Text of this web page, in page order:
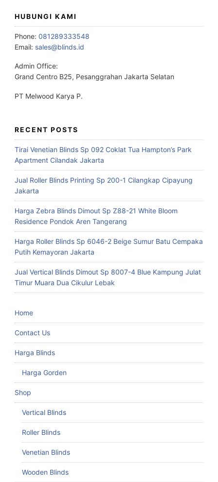
HUBUNGI KAMI
Phone: 081289333548
Email: sales@blinds.id
Admin Office:
Grand Centro B25, Pesanggrahan Jakarta Selatan
PT Melwood Karya P.
RECENT POSTS
Tirai Venetian Blinds Sp 092 Coklat Tua Hampton’s Park
Apartment Cilandak Jakarta
Jual Roller Blinds Printing Sp 200-1 Cilangkap Cipayung
Jakarta
Harga Zebra Blinds Dimout Sp Z88-21 White Bloom
Residence Pondok Aren Tangerang
Harga Roller Blinds Sp 6046-2 Beige Sumur Batu Cempaka
Putih Kemayoran Jakarta
Jual Vertical Blinds Dimout Sp 8007-4 Blue Kampung Julat
Timur Muara Dua Cikulur Lebak
Home
Contact Us
Harga Blinds
Harga Gorden
Shop
Vertical Blinds
Roller Blinds
Venetian Blinds
Wooden Blinds